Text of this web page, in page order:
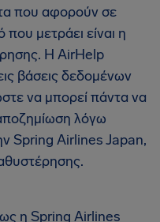
που αφορούν σε
μετράει είναι η
Η AirHelp
βάσεις δεδομένων
να μπορεί πάντα να
λόγω
Spring Airlines Japan,
η Spring Airlines